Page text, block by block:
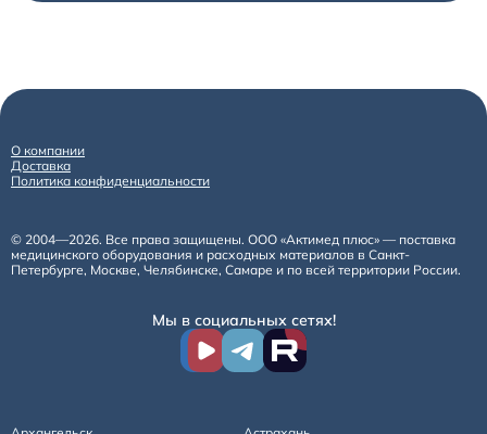
О компании
Доставка
Политика конфиденциальности
© 2004—2026. Все права защищены. ООО «Актимед плюс» — поставка
медицинского оборудования и расходных материалов в Санкт-
Петербурге, Москве, Челябинске, Самаре и по всей территории России.
Мы в социальных сетях!